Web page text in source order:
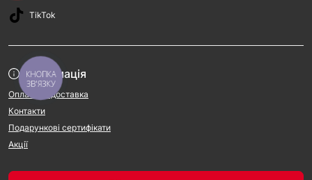
Інформація
Оплата та доставка
Контакти
Подарункові сертифікати
Акції
TikTok
КНОПКА
ЗВ'ЯЗКУ